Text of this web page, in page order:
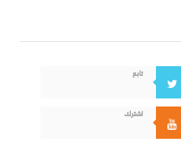
تابع
اشترك